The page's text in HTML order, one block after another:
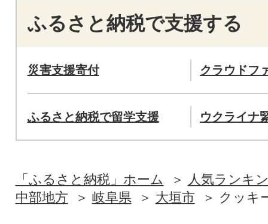
ふるさと納税で支援する
災害支援寄付 クラウドフ
ふるさと納税で留学支援 ウクライナ
「ふるさと納税」ホーム
人気ランキ
中部地方
岐阜県 大垣市 クッキ